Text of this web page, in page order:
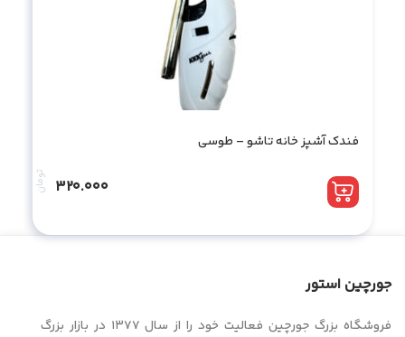
فندک آشپز خانه تاشو – طوسی
تومان 320.000
جورچین استور
فروشگاه بزرگ جورچین فعالیت خود را از سال ۱۳۷۷ در بازار بزرگ